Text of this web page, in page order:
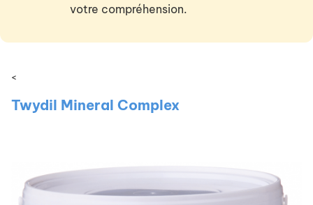
votre compréhension.
<
Twydil Mineral Complex